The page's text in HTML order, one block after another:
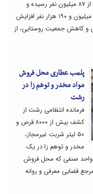
مرکز آمار ایران، جمعیت کشور اکنون به بیش از ۸۷ میلیون نفر رسیده و
پیش بینی می شود تا سال ۱۴۰۷ به حدود ۸۸ میلیون و ۱۹۰ هزار نفر افزایش
و کاهش جمعیت روستایی، از
پلمب عطاری محل فروش
مواد مخدر و توهم زا در
رشت
فرمانده انتظامی رشت از
کشف بیش از ۸۰۰۰ قرص و
۵۰ لیتر شربت غیرمجاز،
مخدر و توهم زا در یک
واحد صنفی که محل فروش
قضایی معرفی و روانه